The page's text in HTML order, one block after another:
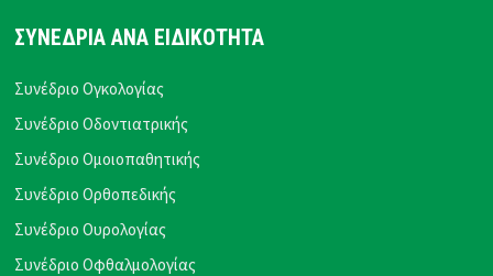
ΣΥΝΕΔΡΙΑ ΑΝΑ ΕΙΔΙΚΟΤΗΤΑ
Συνέδριο Ογκολογίας
Συνέδριο Οδοντιατρικής
Συνέδριο Ομοιοπαθητικής
Συνέδριο Ορθοπεδικής
Συνέδριο Ουρολογίας
Συνέδριο Οφθαλμολογίας